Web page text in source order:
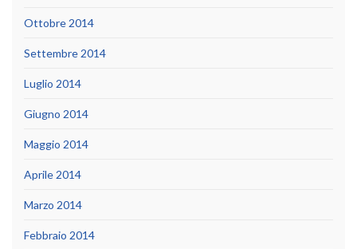
Ottobre 2014
Settembre 2014
Luglio 2014
Giugno 2014
Maggio 2014
Aprile 2014
Marzo 2014
Febbraio 2014